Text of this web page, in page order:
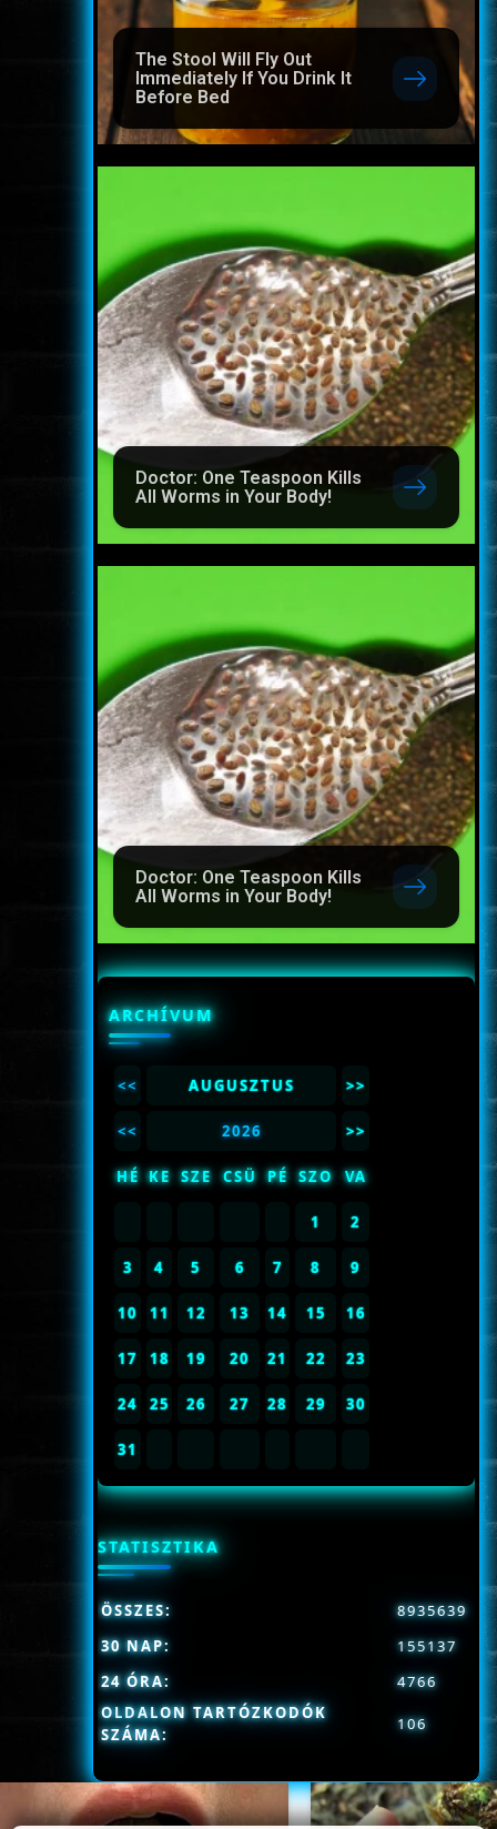
The Stool Will Fly Out
Immediately If You Drink It
Before Bed
Doctor: One Teaspoon Kills
All Worms in Your Body!
Doctor: One Teaspoon Kills
All Worms in Your Body!
ARCHÍVUM
<< AUGUSZTUS >>
<< 2026 >>
HÉ KE SZE CSÜ PÉ SZO VA
1 2
3 4 5 6 7 8 9
10 11 12 13 14 15 16
17 18 19 20 21 22 23
24 25 26 27 28 29 30
31
STATISZTIKA
OLDALON TARTÓZKODÓK
SZÁMA:
106
ÖSSZES:
8935639
30 NAP:
155137
24 ÓRA:
4766